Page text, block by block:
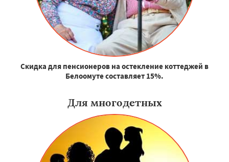
Скидка для пенсионеров на остекление коттеджей в
Белоомуте составляет 15%.
Для многодетных